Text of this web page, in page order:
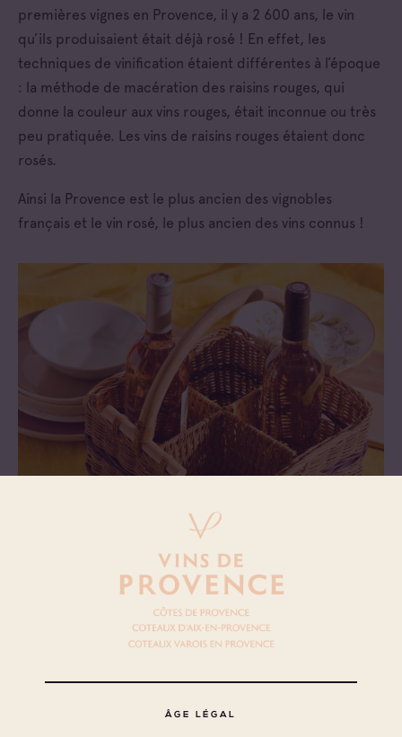
ÂGE LÉGAL
premières vignes en Provence, il y a 2 600 ans, le vin
qu’ils produisaient était déjà rosé ! En effet, les
techniques de vinification étaient différentes à l’époque
: la méthode de macération des raisins rouges, qui
donne la couleur aux vins rouges, était inconnue ou très
peu pratiquée. Les vins de raisins rouges étaient donc
rosés.
Ainsi la Provence est le plus ancien des vignobles
français et le vin rosé, le plus ancien des vins connus !